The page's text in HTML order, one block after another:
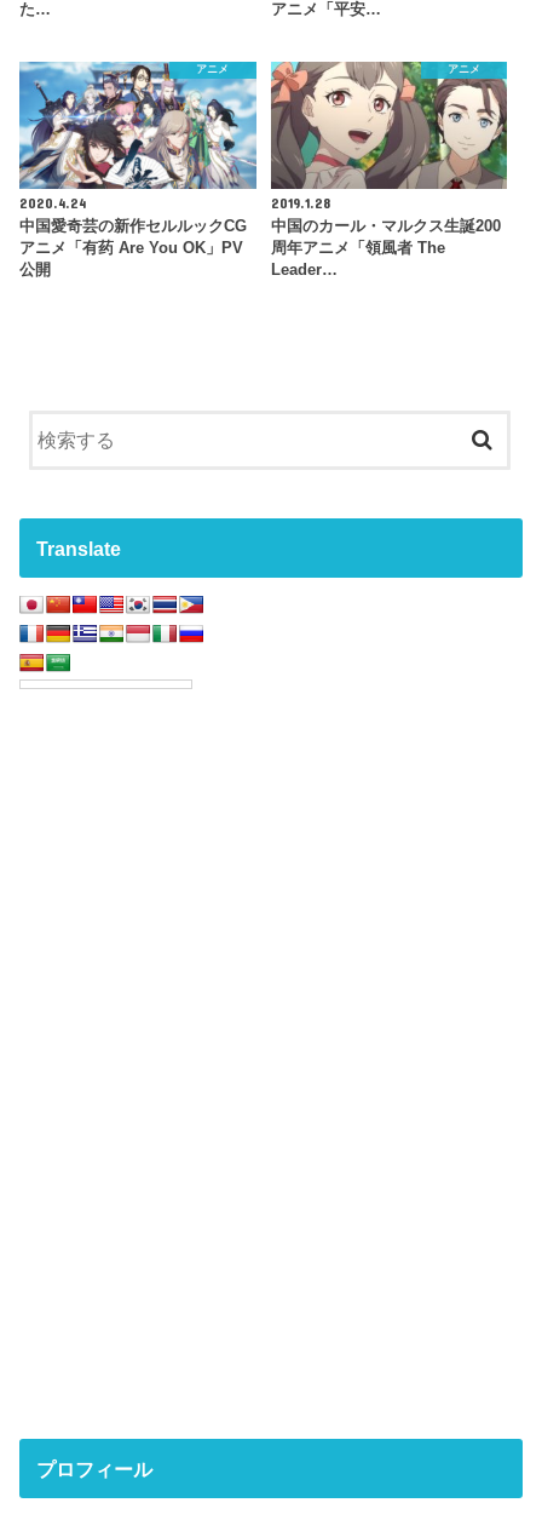
た…
アニメ「平安…
アニメ
2020.4.24
中国愛奇芸の新作セルルックCG
アニメ「有药 Are You OK」PV
公開
アニメ
2019.1.28
中国のカール・マルクス生誕200
周年アニメ「領風者 The
Leader…
Translate
プロフィール